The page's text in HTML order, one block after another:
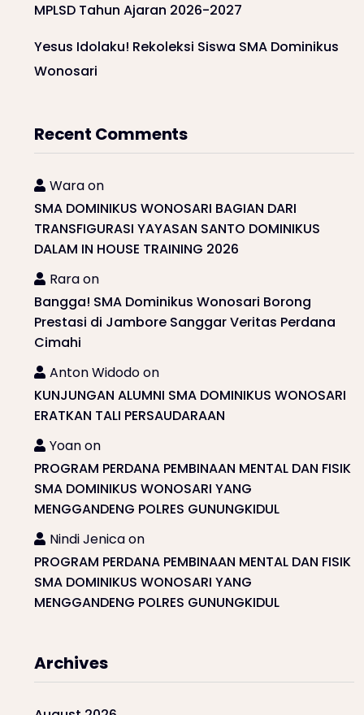
MPLSD Tahun Ajaran 2026-2027
Yesus Idolaku! Rekoleksi Siswa SMA Dominikus
Wonosari
Recent Comments
Waraon
SMA DOMINIKUS WONOSARI BAGIAN DARI
TRANSFIGURASI YAYASAN SANTO DOMINIKUS
DALAM IN HOUSE TRAINING 2026
Raraon
Bangga! SMA Dominikus Wonosari Borong
Prestasi di Jambore Sanggar Veritas Perdana
Cimahi
Anton Widodoon
KUNJUNGAN ALUMNI SMA DOMINIKUS WONOSARI
ERATKAN TALI PERSAUDARAAN
Yoanon
PROGRAM PERDANA PEMBINAAN MENTAL DAN FISIK
SMA DOMINIKUS WONOSARI YANG
MENGGANDENG POLRES GUNUNGKIDUL
Nindi Jenicaon
PROGRAM PERDANA PEMBINAAN MENTAL DAN FISIK
SMA DOMINIKUS WONOSARI YANG
MENGGANDENG POLRES GUNUNGKIDUL
Archives